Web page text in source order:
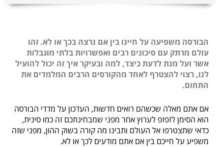
הבורסה משפיעה על חיינו בין אם נרצה בכך או לא. זהו
עולם מרתק עם סיכונים רבים ואפשרויות בלתי מוגבלות
אשר ועל מנת לדעת כיצד, למה ובעיקר איך זה יכול להועיל
לנו, רצוי להצטרף לאחד מהקורסים הרבים המלמדים את
התחום.
אם אתם מאלה שכשהם רואים חדשות, העדכון על מדדי הבורסה
הוא הסימן לזפזפ לערוץ אחר מפני שמבחינתכם זה כמו סינית,
כדאי שתצטרפו אל העולם ותבינו מה קורה בשוק ההון, מפני שזה
משפיע על חייכם בין אם אתם מודעים לכך או לא.